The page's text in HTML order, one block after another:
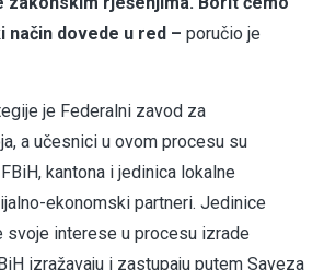
način dovede u red – poručio je
je Federalni zavod za
a učesnici u ovom procesu su
kantona i jedinica lokalne
ekonomski partneri. Jedinice
svoje interese u procesu izrade
izražavaju i zastupaju putem Saveza